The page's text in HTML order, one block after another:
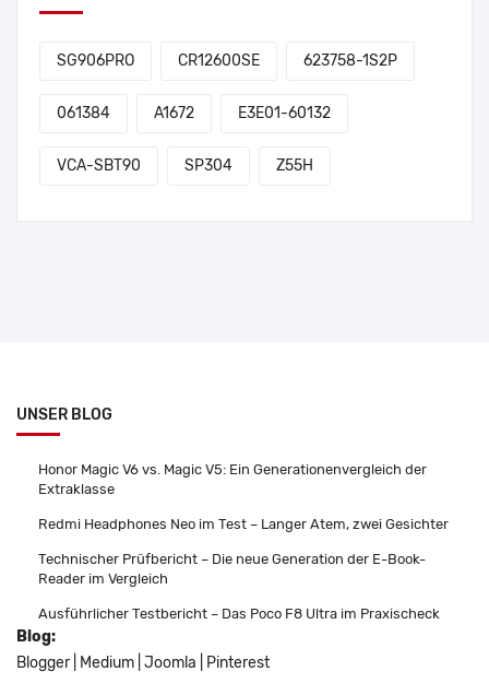
SG906PRO CR12600SE 623758-1S2P
061384 A1672 E3E01-60132
VCA-SBT90 SP304 Z55H
UNSER BLOG
Honor Magic V6 vs. Magic V5: Ein Generationenvergleich der
Extraklasse
Redmi Headphones Neo im Test – Langer Atem, zwei Gesichter
Technischer Prüfbericht – Die neue Generation der E-Book-
Reader im Vergleich
Ausführlicher Testbericht – Das Poco F8 Ultra im Praxischeck
Blog:
Blogger
Medium Joomla Pinterest